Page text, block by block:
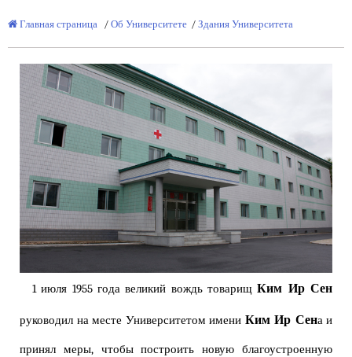
Главная страница / Об Университете / Здания Университета
1 июля 1955 года великий вождь товарищКим Ир Сен
руководил на месте Университетом имени Ким Ир Сена и
принял меры, чтобы построить новую благоустроенную